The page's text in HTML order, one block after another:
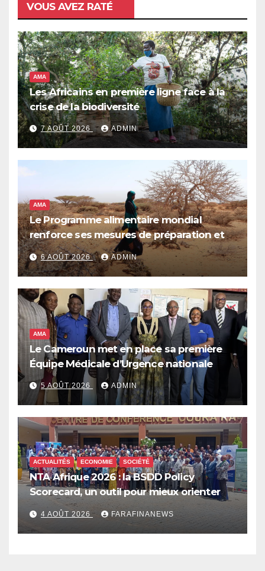
VOUS AVEZ RATÉ
AMA
Les Africains en première ligne face à la
crise de la biodiversité
7 AOÛT 2026 ADMIN
AMA
Le Programme alimentaire mondial
renforce ses mesures de préparation et
de réponse face à la menace d’El Niño,
qui pourrait plonger des dizaines de
millions de personnes dans l’insécurité
alimentaire aiguë
6 AOÛT 2026 ADMIN
AMA
Le Cameroun met en place sa première
Équipe Médicale d’Urgence nationale
5 AOÛT 2026 ADMIN
ACTUALITÉS ECONOMIE SOCIÉTÉ
NTA Afrique 2026 : la BSDD Policy
Scorecard, un outil pour mieux orienter
les dépenses publiques
4 AOÛT 2026 FARAFINANEWS